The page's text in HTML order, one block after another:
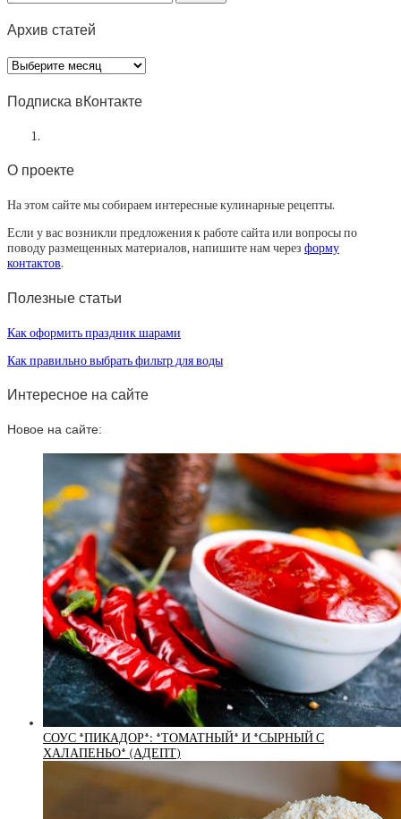
Архив статей
Архив
статей
Подписка вКонтакте
О проекте
На этом сайте мы собираем интересные кулинарные рецепты.
Если у вас возникли предложения к работе сайта или вопросы по
поводу размещенных материалов, напишите нам через форму
контактов.
Полезные статьи
Как оформить праздник шарами
Как правильно выбрать фильтр для воды
Интересное на сайте
Новое на сайте:
СОУС *ПИКАДОР*: *ТОМАТНЫЙ* И *СЫРНЫЙ С
ХАЛАПЕНЬО* (АДЕПТ)